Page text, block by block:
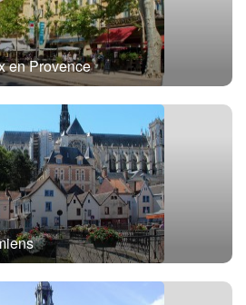
en Provence